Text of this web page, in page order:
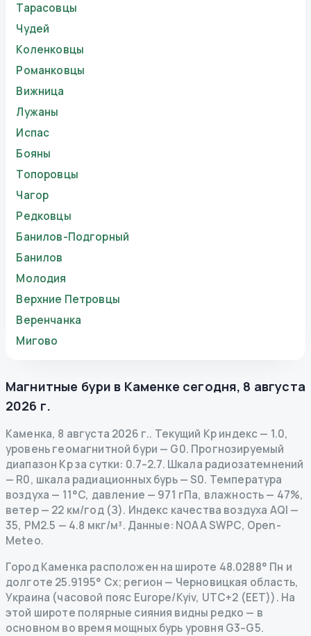
Тарасовцы
Чудей
Коленковцы
Романковцы
Вижница
Лужаны
Испас
Бояны
Топоровцы
Чагор
Редковцы
Банилов-Подгорный
Банилов
Молодия
Верхние Петровцы
Веренчанка
Мигово
Магнитные бури в Каменке сегодня, 8 августа
2026 г.
Каменка, 8 августа 2026 г.. Текущий Kp индекс— 1.0,
уровень геомагнитной бури — G0. Прогнозируемый
диапазон Kp за сутки: 0.7–2.7. Шкала радиозатемнений
— R0, шкала радиационных бурь— S0. Температура
воздуха — 11°C, давление — 971 гПа, влажность — 47%,
ветер — 22 км/год (З). Индекс качества воздуха AQI —
35, PM2.5 — 4.8 мкг/м³. Данные: NOAA SWPC, Open-
Meteo.
Город Каменка расположен на широте 48.0288° Пн и
долготе 25.9195° Сх; регион — Черновицкая область,
Украина (часовой пояс Europe/Kyiv, UTC+2 (EET)). На
этой широте полярные сияния видны редко — в
основном во время мощных бурь уровня G3–G5.